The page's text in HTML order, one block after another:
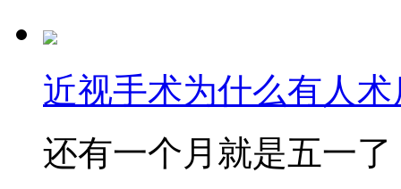
近视手术为什么有人
还有一个月就是五一